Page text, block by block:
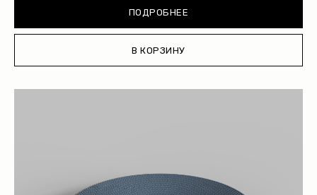
ПОДРОБНЕЕ
В КОРЗИНУ